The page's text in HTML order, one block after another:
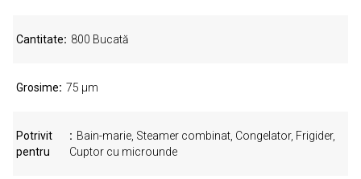
Cantitate 800 Bucată
Grosime 75 µm
Potrivit
pentru
Bain-marie, Steamer combinat, Congelator, Frigider,
Cuptor cu microunde